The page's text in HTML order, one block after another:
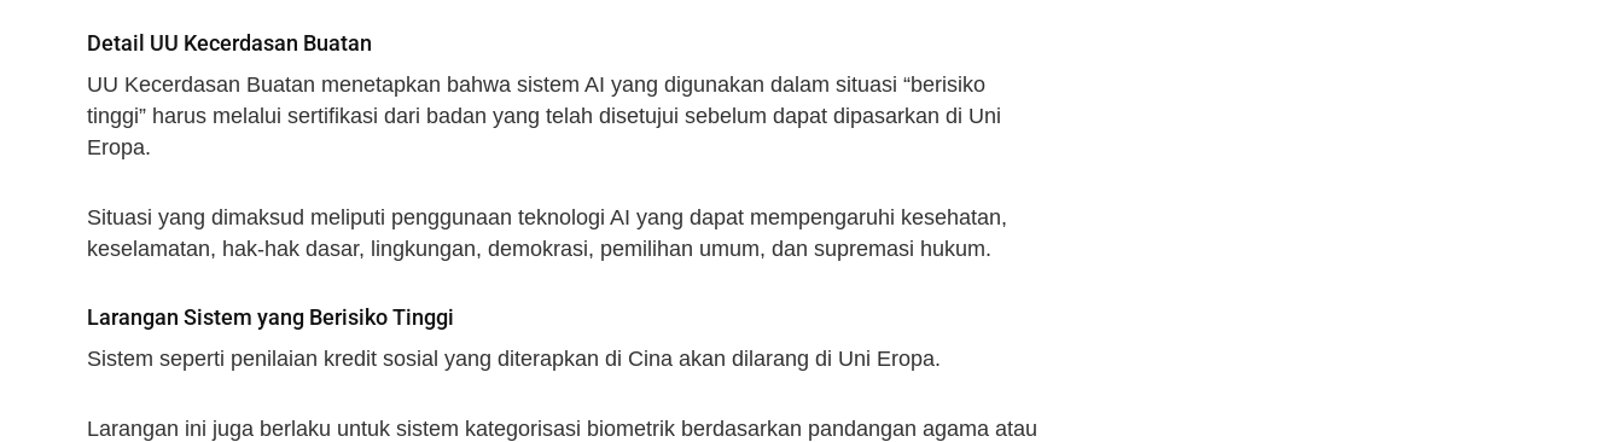
Detail UU Kecerdasan Buatan
UU Kecerdasan Buatan menetapkan bahwa sistem AI yang digunakan dalam situasi “berisiko
tinggi” harus melalui sertifikasi dari badan yang telah disetujui sebelum dapat dipasarkan di Uni
Eropa.
Situasi yang dimaksud meliputi penggunaan teknologi AI yang dapat mempengaruhi kesehatan,
keselamatan, hak-hak dasar, lingkungan, demokrasi, pemilihan umum, dan supremasi hukum.
Larangan Sistem yang Berisiko Tinggi
Sistem seperti penilaian kredit sosial yang diterapkan di Cina akan dilarang di Uni Eropa.
Larangan ini juga berlaku untuk sistem kategorisasi biometrik berdasarkan pandangan agama atau